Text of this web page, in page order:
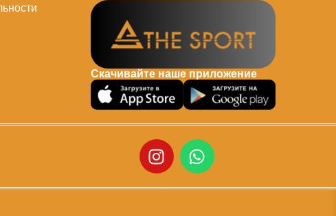
Скачивайте наше приложение